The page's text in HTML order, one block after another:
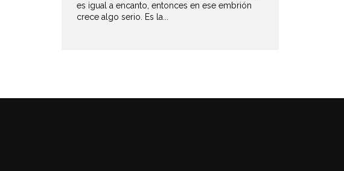
es igual a encanto, entonces en ese embrión
crece algo serio. Es la...